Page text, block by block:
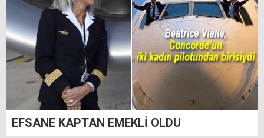
EFSANE KAPTAN EMEKLİ OLDU